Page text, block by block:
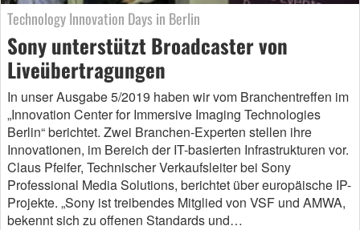
Technology Innovation Days in Berlin
Sony unterstützt Broadcaster von
Liveübertragungen
In unser Ausgabe 5/2019 haben wir vom Branchentreffen im
„Innovation Center for Immersive Imaging Technologies
Berlin“ berichtet. Zwei Branchen-Experten stellen ihre
Innovationen, im Bereich der IT-basierten Infrastrukturen vor.
Claus Pfeifer, Technischer Verkaufsleiter bei Sony
Professional Media Solutions, berichtet über europäische IP-
Projekte. „Sony ist treibendes Mitglied von VSF und AMWA,
bekennt sich zu offenen Standards und…